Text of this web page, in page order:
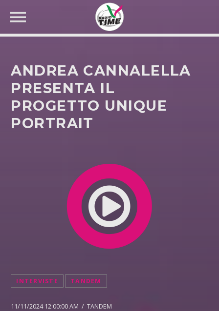
CERCA NEL SITO WEB:
ANDREA CANNALELLA
PRESENTA IL
PROGETTO UNIQUE
PORTRAIT
INTERVISTE TANDEM
11/11/2024 12:00:00 AM / TANDEM